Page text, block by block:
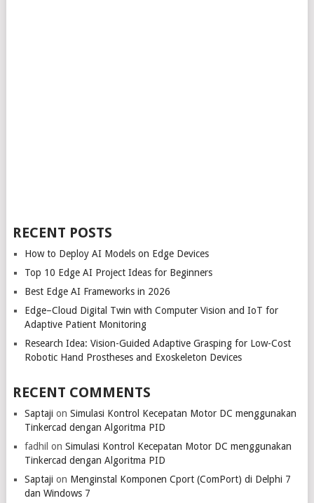
RECENT POSTS
How to Deploy AI Models on Edge Devices
Top 10 Edge AI Project Ideas for Beginners
Best Edge AI Frameworks in 2026
Edge–Cloud Digital Twin with Computer Vision and IoT for
Adaptive Patient Monitoring
Research Idea: Vision-Guided Adaptive Grasping for Low-Cost
Robotic Hand Prostheses and Exoskeleton Devices
RECENT COMMENTS
Saptaji on Simulasi Kontrol Kecepatan Motor DC menggunakan
Tinkercad dengan Algoritma PID
fadhil on Simulasi Kontrol Kecepatan Motor DC menggunakan
Tinkercad dengan Algoritma PID
Saptaji on Menginstal Komponen Cport (ComPort) di Delphi 7
dan Windows 7